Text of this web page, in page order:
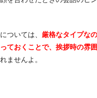
ついては、 厳格なタイプな
ておくことで、挨拶時の雰
ませんよ。